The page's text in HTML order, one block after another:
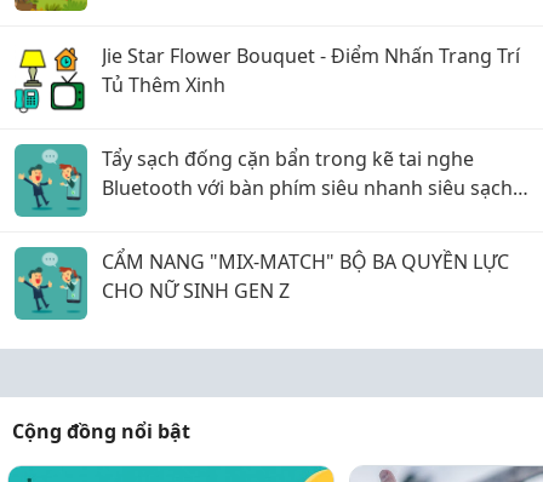
Jie Star Flower Bouquet - Điểm Nhấn Trang Trí
Tủ Thêm Xinh
Tẩy sạch đống cặn bẩn trong kẽ tai nghe
Bluetooth với bàn phím siêu nhanh siêu sạch
CẨM NANG "MIX-MATCH" BỘ BA QUYỀN LỰC
CHO NỮ SINH GEN Z
Cộng đồng nổi bật